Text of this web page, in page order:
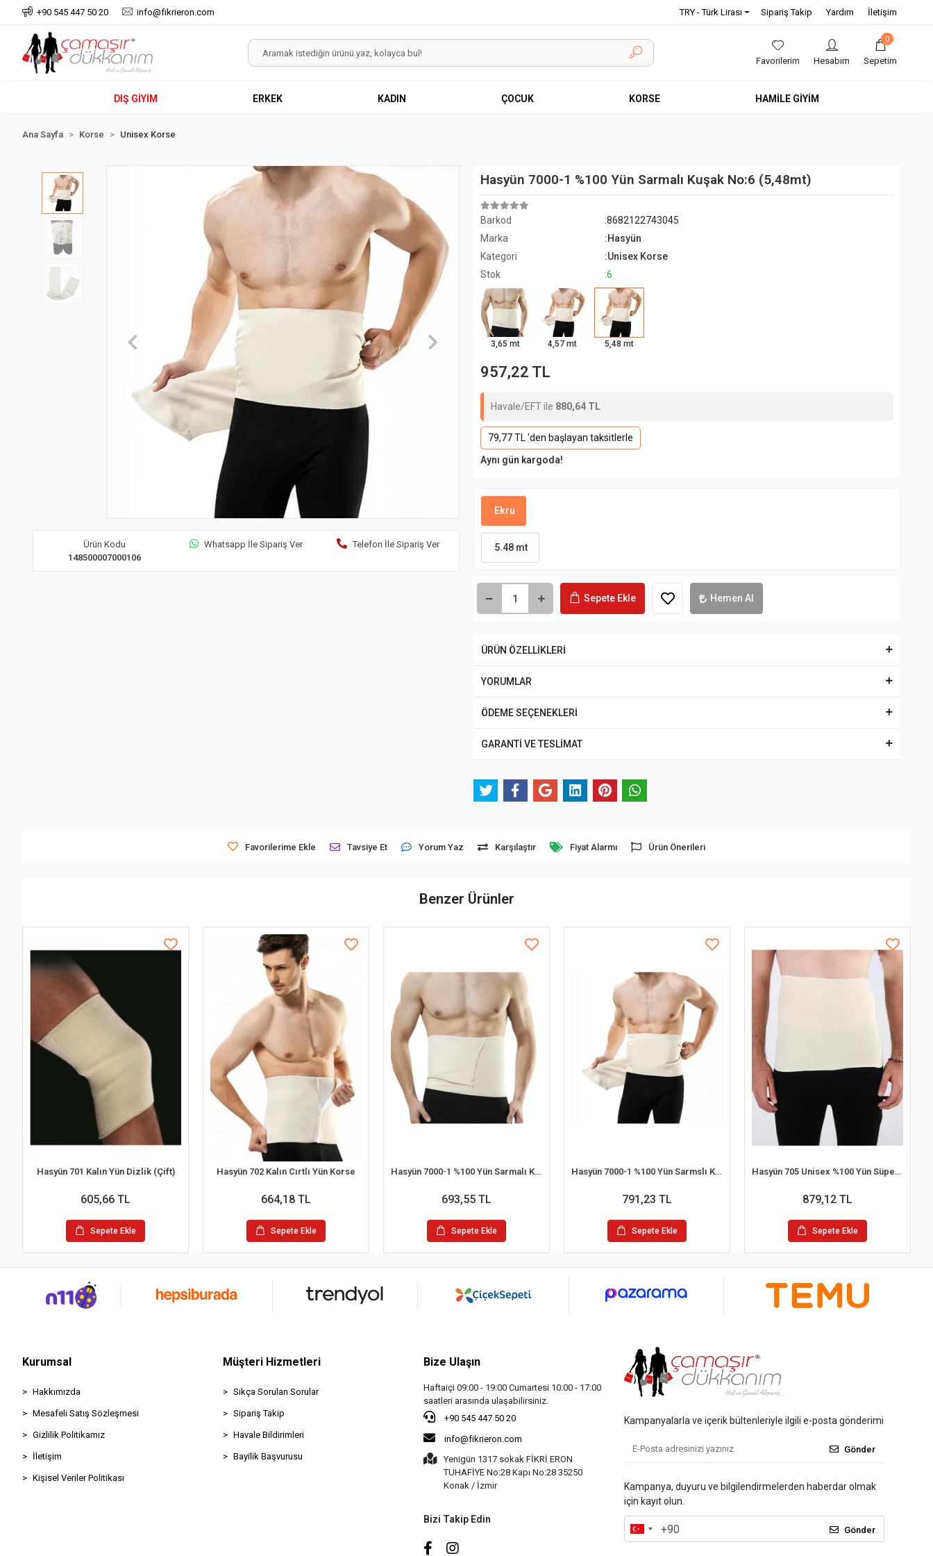
+90 545 447 50 20 info@fikrieron.com TRY - Türk Lirası Sipariş Takip Yardım İletişim
Favorilerim Hesabım
0
Sepetim
DIŞ GİYİM ERKEK KADIN ÇOCUK KORSE HAMİLE GİYİM
Ana Sayfa Korse Unisex Korse
Ürün Kodu
148500007000106
Whatsapp İle Sipariş Ver Telefon İle Sipariş Ver
Hasyün 7000-1 %100 Yün Sarmalı Kuşak No:6 (5,48mt)
Barkod
:8682122743045
Marka
:Hasyün
Kategori
:Unisex Korse
Stok
:6
3,65 mt 4,57 mt 5,48 mt
957,22 TL
Havale/EFT ile 880,64 TL
79,77 TL 'den başlayan taksitlerle
Aynı gün kargoda!
Ekru
5.48 mt
Sepete Ekle Hemen Al
ÜRÜN ÖZELLİKLERİ
YORUMLAR
ÖDEME SEÇENEKLERİ
GARANTİ VE TESLİMAT
Favorilerime Ekle Tavsiye Et Yorum Yaz Karşılaştır Fiyat Alarmı Ürün Önerileri
Benzer Ürünler
Hasyün 701 Kalın Yün Dizlik (Çift)
605,66 TL
Sepete Ekle
Hasyün 702 Kalın Cırtlı Yün Korse
664,18 TL
Sepete Ekle
Hasyün 7000-1 %100 Yün Sarmalı Kuşak No:4 (3,65mt)
693,55 TL
Sepete Ekle
Hasyün 7000-1 %100 Yün Sarmslı Kuşak No:5 (4,57mt)
791,23 TL
Sepete Ekle
Hasyün 705 Unisex %100 Yün Süper İnce Korse
879,12 TL
Sepete Ekle
Kurumsal
Hakkımızda
Mesafeli Satış Sözleşmesi
Gizlilik Politikamız
İletişim
Kişisel Veriler Politikası
Müşteri Hizmetleri
Sıkça Sorulan Sorular
Sipariş Takip
Havale Bildirimleri
Bayilik Başvurusu
Bize Ulaşın
Haftaiçi 09:00 - 19:00 Cumartesi 10:00 - 17:00
saatleri arasında ulaşabilirsiniz.
+90 545 447 50 20
info@fikrieron.com
Yenigün 1317 sokak FİKRİ ERON
TUHAFİYE No:28 Kapı No:28 35250
Konak / İzmir
Bizi Takip Edin
Kampanyalarla ve içerik bültenleriyle ilgili e-posta gönderimi
Gönder
Kampanya, duyuru ve bilgilendirmelerden haberdar olmak
için kayıt olun.
Gönder